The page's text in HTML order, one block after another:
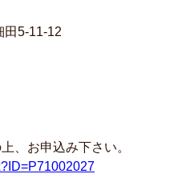
5-11-12
、お申込み下さい。